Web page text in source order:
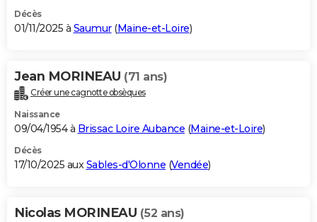
Décès
01/11/2025 à Saumur(Maine-et-Loire)
Jean MORINEAU (71 ans)
Créer une cagnotte obsèques
Naissance
09/04/1954 à Brissac Loire Aubance (Maine-et-Loire)
Décès
17/10/2025 auxSables-d'Olonne (Vendée)
Nicolas MORINEAU (52 ans)